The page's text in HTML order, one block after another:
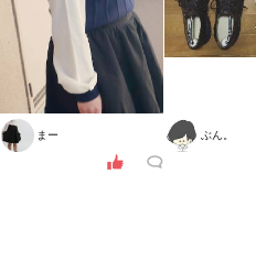
まー ぶん。